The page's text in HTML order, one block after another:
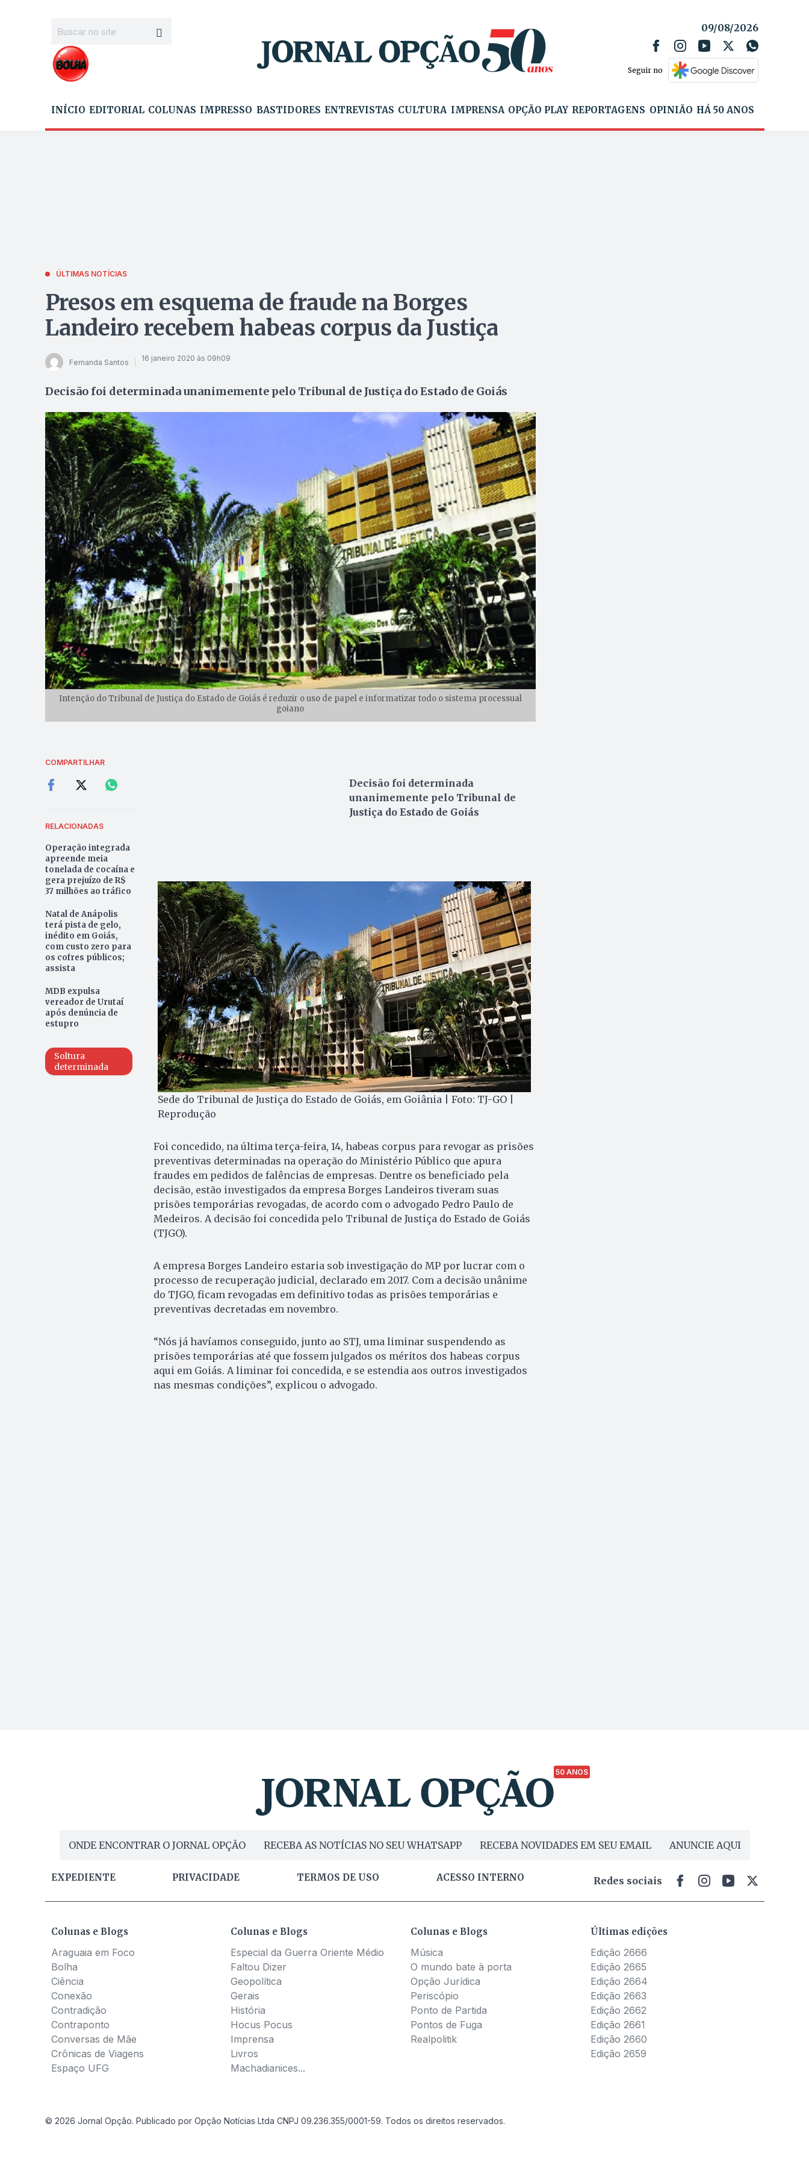
09/08/2026
Seguir no
INÍCIO EDITORIAL COLUNAS IMPRESSO BASTIDORES ENTREVISTAS CULTURA IMPRENSA OPÇÃO PLAY REPORTAGENS OPINIÃO HÁ 50 ANOS
ÚLTIMAS NOTÍCIAS
Presos em esquema de fraude na Borges
Landeiro recebem habeas corpus da Justiça
Fernanda Santos 16 janeiro 2020 às 09h09
Decisão foi determinada unanimemente pelo Tribunal de Justiça do Estado de Goiás
Intenção do Tribunal de Justiça do Estado de Goiás é reduzir o uso de papel e informatizar todo o sistema processual
goiano
COMPARTILHAR
RELACIONADAS
Operação integrada
apreende meia
tonelada de cocaína e
gera prejuízo de R$
37 milhões ao tráfico
Natal de Anápolis
terá pista de gelo,
inédito em Goiás,
com custo zero para
os cofres públicos;
assista
MDB expulsa
vereador de Urutaí
após denúncia de
estupro
Soltura
determinada
Decisão foi determinada
unanimemente pelo Tribunal de
Justiça do Estado de Goiás
Sede do Tribunal de Justiça do Estado de Goiás, em Goiânia | Foto: TJ-GO |
Reprodução
Foi concedido, na última terça-feira, 14, habeas corpus para revogar as prisões
preventivas determinadas na operação do Ministério Público que apura
fraudes em pedidos de falências de empresas. Dentre os beneficiado pela
decisão, estão investigados da empresa Borges Landeiros tiveram suas
prisões temporárias revogadas, de acordo com o advogado Pedro Paulo de
Medeiros. A decisão foi concedida pelo Tribunal de Justiça do Estado de Goiás
(TJGO).
A empresa Borges Landeiro estaria sob investigação do MP por lucrar com o
processo de recuperação judicial, declarado em 2017. Com a decisão unânime
do TJGO, ficam revogadas em definitivo todas as prisões temporárias e
preventivas decretadas em novembro.
“Nós já havíamos conseguido, junto ao STJ, uma liminar suspendendo as
prisões temporárias até que fossem julgados os méritos dos habeas corpus
aqui em Goiás. A liminar foi concedida, e se estendia aos outros investigados
nas mesmas condições”, explicou o advogado.
50 ANOS
ONDE ENCONTRAR O JORNAL OPÇÃO RECEBA AS NOTÍCIAS NO SEU WHATSAPP RECEBA NOVIDADES EM SEU EMAIL ANUNCIE AQUI
EXPEDIENTE PRIVACIDADE TERMOS DE USO ACESSO INTERNO Redes sociais
Colunas e Blogs
Araguaia em Foco
Bolha
Ciência
Conexão
Contradição
Contraponto
Conversas de Mãe
Crônicas de Viagens
Espaço UFG
Colunas e Blogs
Especial da Guerra Oriente Médio
Faltou Dizer
Geopolítica
Gerais
História
Hocus Pocus
Imprensa
Livros
Machadianices...
Colunas e Blogs
Música
O mundo bate à porta
Opção Jurídica
Periscópio
Ponto de Partida
Pontos de Fuga
Realpolitik
Últimas edições
Edição 2666
Edição 2665
Edição 2664
Edição 2663
Edição 2662
Edição 2661
Edição 2660
Edição 2659
© 2026 Jornal Opção. Publicado por Opção Notícias Ltda CNPJ 09.236.355/0001-59. Todos os direitos reservados.